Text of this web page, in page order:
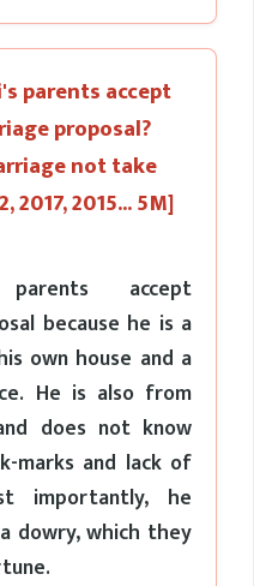
parents accept
proposal?
not take
2017, 2015... 5M]
accept
because he is a
own house and a
He is also from
does not know
marks and lack of
importantly, he
dowry, which they